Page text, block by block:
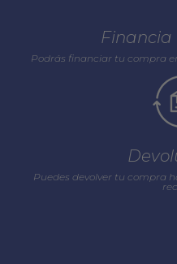
Podrás financiar tu compra
Puedes devolver tu compra